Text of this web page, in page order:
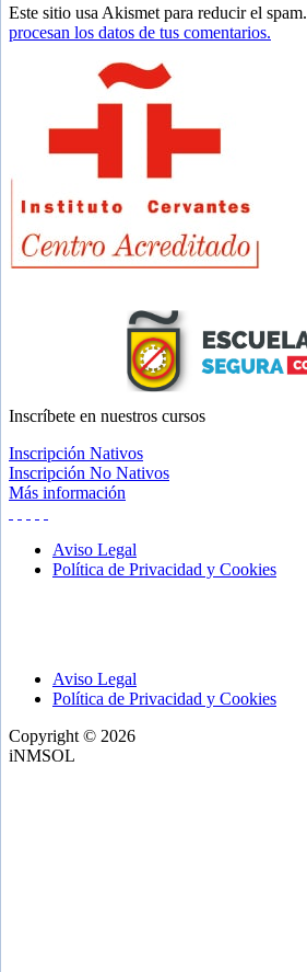
Este sitio usa Akismet para reducir el spam.
procesan los datos de tus comentarios.
principal
Inscríbete en nuestros cursos
Inscripción Nativos
Inscripción No Nativos
Más información
Aviso Legal
Política de Privacidad y Cookies
Aviso Legal
Política de Privacidad y Cookies
Copyright © 2026
iNMSOL